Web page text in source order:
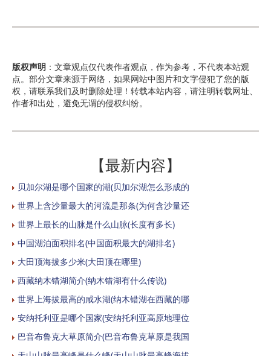
版权声明 ：文章观点仅代表作者观点，作为参考，不代表本站观
点。部分文章来源于网络，如果网站中图片和文字侵犯了您的版
权，请联系我们及时删除处理！转载本站内容，请注明转载网址、
作者和出处，避免无谓的侵权纠纷。
【最新内容】
贝加尔湖是哪个国家的湖(贝加尔湖怎么形成的
世界上含沙量最大的河流是那条(为何含沙量还
世界上最长的山脉是什么山脉(长度有多长)
中国湖泊面积排名(中国面积最大的湖排名)
大田顶海拔多少米(大田顶在哪里)
西藏纳木错湖简介(纳木错湖有什么传说)
世界上海拔最高的咸水湖(纳木错湖在西藏的哪
安纳托利亚是哪个国家(安纳托利亚高原地理位
巴音布鲁克大草原简介(巴音布鲁克草原是我国